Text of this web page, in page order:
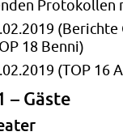
Pro­to­kol­len
18 Benni)
(TOP 16
– Gäste